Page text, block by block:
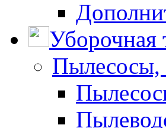
Уборочная